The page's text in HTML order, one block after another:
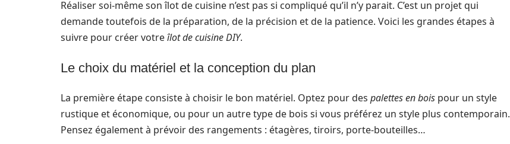
Réaliser soi-même son îlot de cuisine n’est pas si compliqué qu’il n’y parait. C’est un projet qui
demande toutefois de la préparation, de la précision et de la patience. Voici les grandes étapes à
suivre pour créer votreîlot de cuisine DIY.
Le choix du matériel et la conception du plan
La première étape consiste à choisir le bon matériel. Optez pour des palettes en bois pour un style
rustique et économique, ou pour un autre type de bois si vous préférez un style plus contemporain.
Pensez également à prévoir des rangements : étagères, tiroirs, porte-bouteilles…